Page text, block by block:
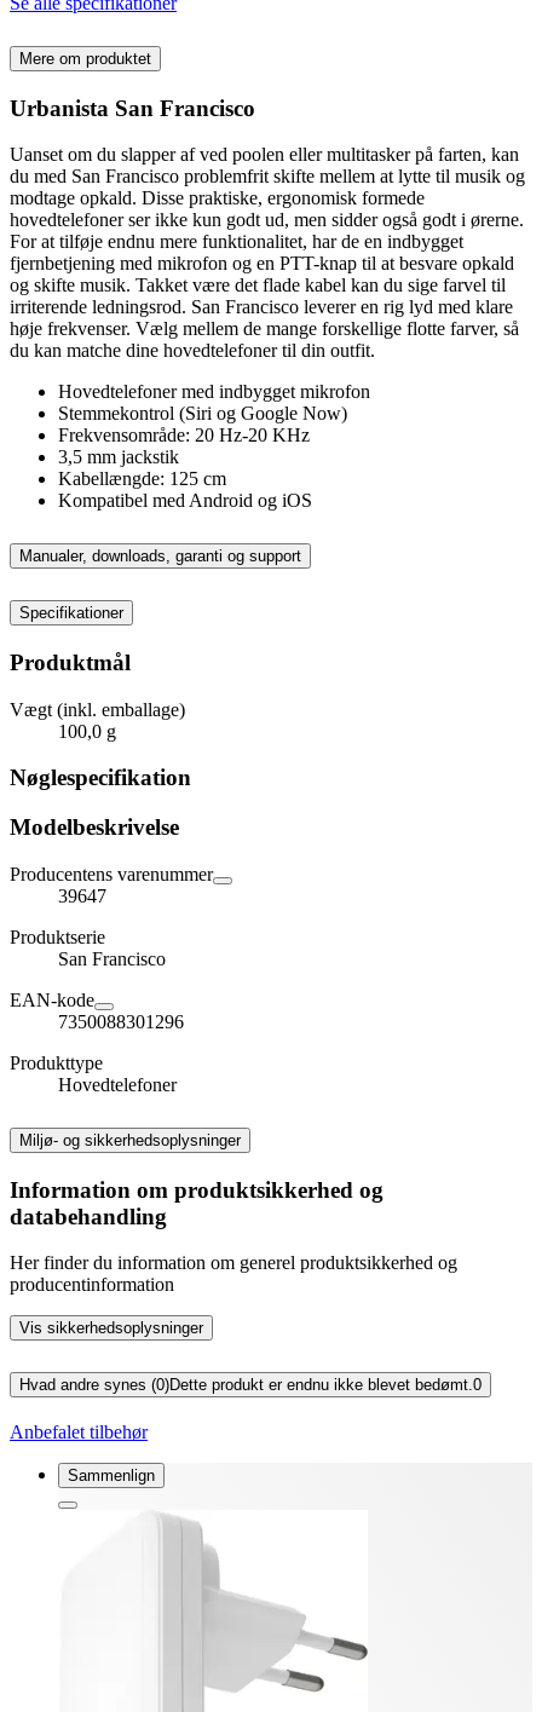
Mere om produktet
Urbanista San Francisco
Uanset om du slapper af ved poolen eller multitasker på farten, kan
du med San Francisco problemfrit skifte mellem at lytte til musik og
modtage opkald. Disse praktiske, ergonomisk formede
hovedtelefoner ser ikke kun godt ud, men sidder også godt i ørerne.
For at tilføje endnu mere funktionalitet, har de en indbygget
fjernbetjening med mikrofon og en PTT-knap til at besvare opkald
og skifte musik. Takket være det flade kabel kan du sige farvel til
irriterende ledningsrod. San Francisco leverer en rig lyd med klare
høje frekvenser. Vælg mellem de mange forskellige flotte farver, så
du kan matche dine hovedtelefoner til din outfit.
Hovedtelefoner med indbygget mikrofon
Stemmekontrol (Siri og Google Now)
Frekvensområde: 20 Hz-20 KHz
3,5 mm jackstik
Kabellængde: 125 cm
Kompatibel med Android og iOS
Manualer, downloads, garanti og support
Specifikationer
Produktmål
Vægt (inkl. emballage)
100,0 g
Nøglespecifikation
Modelbeskrivelse
Producentens varenummer
39647
Produktserie
San Francisco
EAN-kode
7350088301296
Produkttype
Hovedtelefoner
Miljø- og sikkerhedsoplysninger
Information om produktsikkerhed og
databehandling
Her finder du information om generel produktsikkerhed og
producentinformation
Vis sikkerhedsoplysninger
Hvad andre synes (0)Dette produkt er endnu ikke blevet bedømt.0
Anbefalet tilbehør
Sammenlign